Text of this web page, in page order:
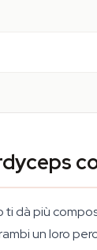
dà più
un loro